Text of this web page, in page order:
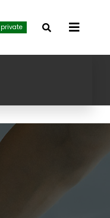
private
Toggle